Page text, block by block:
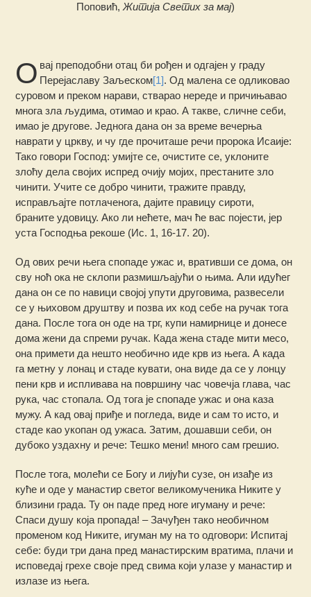
Поповић, Житија Светих за мај)
О вај преподобни отац би рођен и одгајен у граду
Перејаславу Заљеском[1]. Од малена се одликовао
суровом и преком нарави, стварао нереде и причињавао
многа зла људима, отимао и крао. А такве, сличне себи,
имао је другове. Једнога дана он за време вечерња
наврати у цркву, и чу где прочиташе речи пророка Исаије:
Тако говори Господ: умијте се, очистите се, уклоните
злоћу дела својих испред очију мојих, престаните зло
чинити. Учите се добро чинити, тражите правду,
исправљајте потлаченога, дајите правицу сироти,
браните удовицу. Ако ли нећете, мач ће вас појести, јер
уста Господња рекоше (Ис. 1, 16-17. 20).
Од ових речи њега спопаде ужас и, вративши се дома, он
сву ноћ ока не склопи размишљајући о њима. Али идућег
дана он се по навици својој упути друговима, развесели
се у њиховом друштву и позва их код себе на ручак тога
дана. После тога он оде на трг, купи намирнице и донесе
дома жени да спреми ручак. Када жена стаде мити месо,
она примети да нешто необично иде крв из њега. А када
га метну у лонац и стаде кувати, она виде да се у лонцу
пени крв и испливава на површину час човечја глава, час
рука, час стопала. Од тога је спопаде ужас и она каза
мужу. А кад овај приђе и погледа, виде и сам то исто, и
стаде као укопан од ужаса. Затим, дошавши себи, он
дубоко уздахну и рече: Тешко мени! много сам грешио.
После тога, молећи се Богу и лијући сузе, он изађе из
куће и оде у манастир светог великомученика Никите у
близини града. Ту он паде пред ноге игуману и рече:
Спаси душу која пропада! – Зачуђен тако необичном
променом код Никите, игуман му на то одговори: Испитај
себе: буди три дана пред манастирским вратима, плачи и
исповедај грехе своје пред свима који улазе у манастир и
излазе из њега.